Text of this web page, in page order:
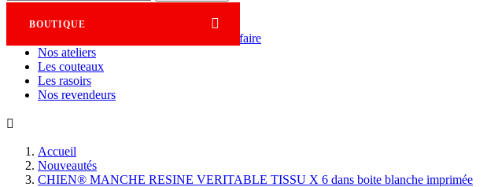

BOUTIQUE
Savoir-faire
Nos ateliers
Les couteaux
Les rasoirs
Nos revendeurs

Accueil
Nouveautés
CHIEN® MANCHE RESINE VERITABLE TISSU X 6 dans boite blanche imprimée